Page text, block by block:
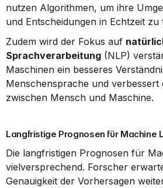
nutzen Algorithmen, um ihre
und Entscheidungen in Echtzeit zu
Zudem wird der Fokus auf
Sprachverarbeitung (NLP)
Maschinen ein besseres
Menschensprache und verbessert
zwischen Mensch und Maschine.
Langfristige Prognosen für Machine
Die langfristigen Prognosen für
vielversprechend. Forscher
Genauigkeit der Vorhersagen